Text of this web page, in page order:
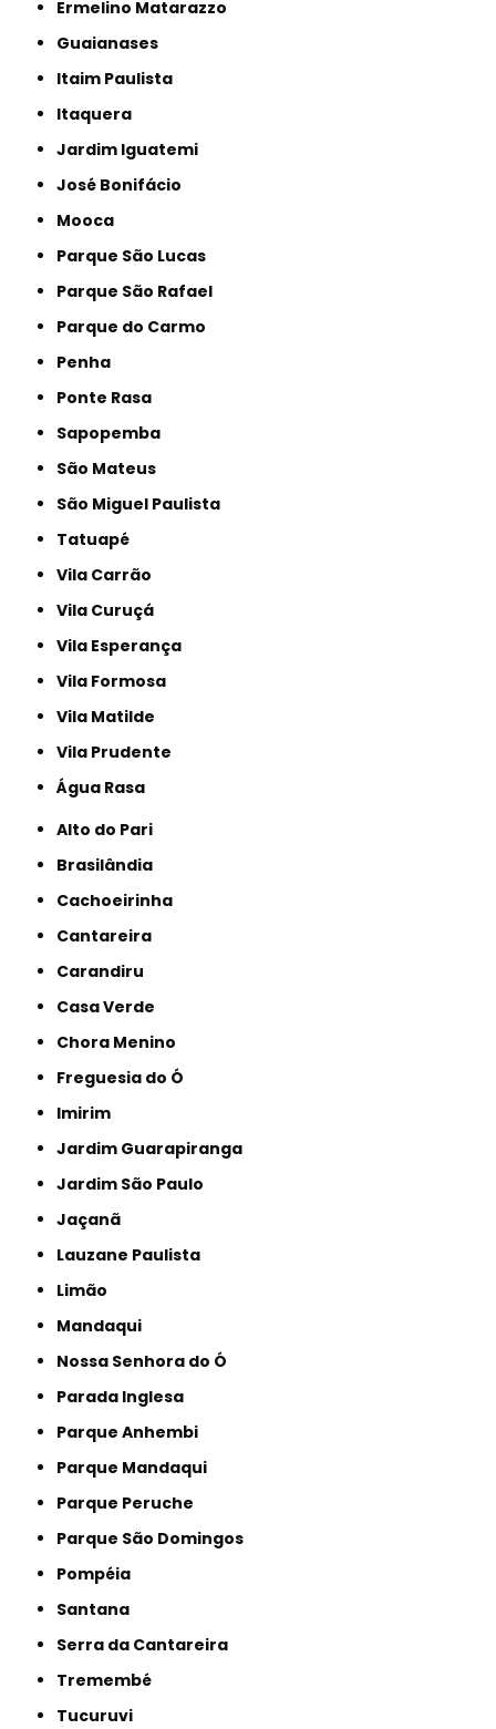
Ermelino Matarazzo
Guaianases
Itaim Paulista
Itaquera
Jardim Iguatemi
José Bonifácio
Mooca
Parque São Lucas
Parque São Rafael
Parque do Carmo
Penha
Ponte Rasa
Sapopemba
São Mateus
São Miguel Paulista
Tatuapé
Vila Carrão
Vila Curuçá
Vila Esperança
Vila Formosa
Vila Matilde
Vila Prudente
Água Rasa
Alto do Pari
Brasilândia
Cachoeirinha
Cantareira
Carandiru
Casa Verde
Chora Menino
Freguesia do Ó
Imirim
Jardim Guarapiranga
Jardim São Paulo
Jaçanã
Lauzane Paulista
Limão
Mandaqui
Nossa Senhora do Ó
Parada Inglesa
Parque Anhembi
Parque Mandaqui
Parque Peruche
Parque São Domingos
Pompéia
Santana
Serra da Cantareira
Tremembé
Tucuruvi